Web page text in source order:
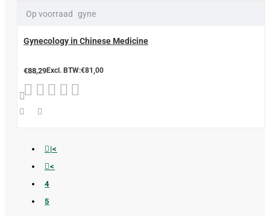
Op voorraad gyne
Gynecology in Chinese Medicine
€88,29Excl. BTW:€81,00
|<
<
4
5